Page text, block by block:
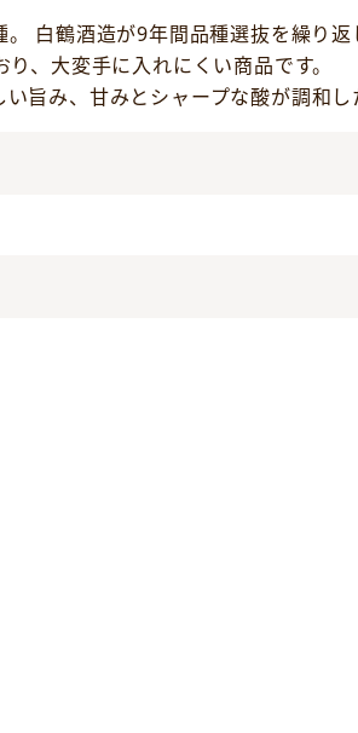
白鶴酒造が9年間品種選抜を繰り
、大変手に入れにくい商品です。
旨み、甘みとシャープな酸が調和し